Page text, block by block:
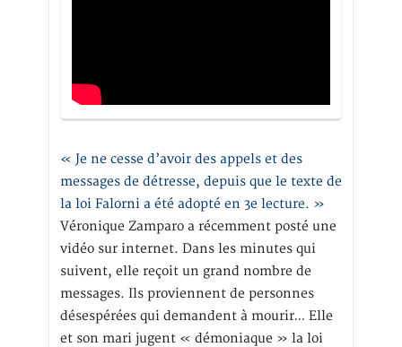
« Je ne cesse d’avoir des appels et des
messages de détresse, depuis que le texte de
la loi Falorni a été adopté en 3e lecture. »
Véronique Zamparo a récemment posté une
vidéo sur internet. Dans les minutes qui
suivent, elle reçoit un grand nombre de
messages. Ils proviennent de personnes
désespérées qui demandent à mourir… Elle
et son mari jugent « démoniaque » la loi